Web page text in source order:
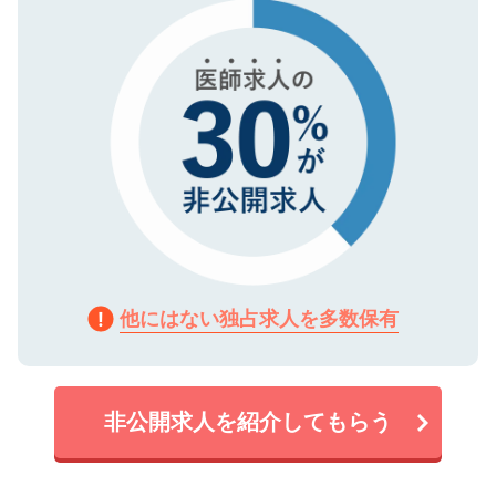
で、機密保持に関してもご安心ください。
他にはない独占求人を多数保有
非公開求人を紹介してもらう